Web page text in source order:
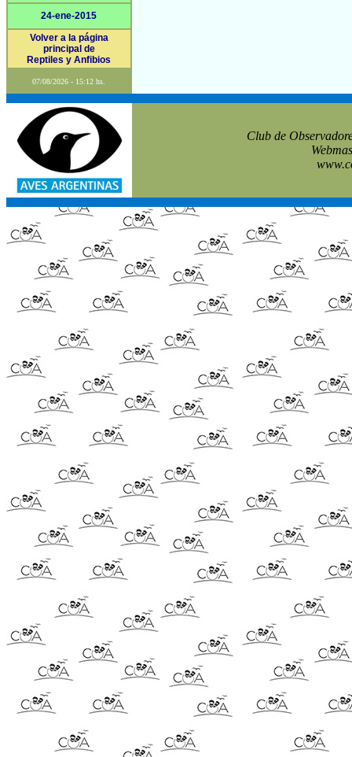
24-ene-2015
Volver a la página
principal de
Reptiles y Anfibios
07/08/2026 - 15:12 hs.
Club de